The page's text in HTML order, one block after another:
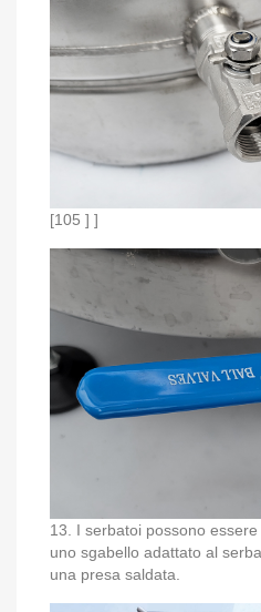
[105 ] ]
13. I serbatoi possono
uno sgabello adattato al
una presa saldata.